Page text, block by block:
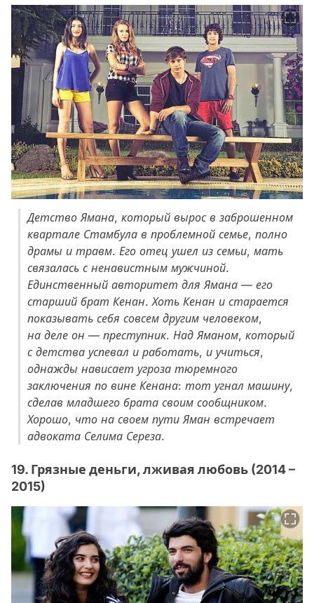
Детство Ямана, который вырос в заброшенном
квартале Стамбула в проблемной семье, полно
драмы и травм. Его отец ушел из семьи, мать
связалась с ненавистным мужчиной.
Единственный авторитет для Ямана — его
старший брат Кенан. Хоть Кенан и старается
показывать себя совсем другим человеком,
на деле он — преступник. Над Яманом, который
с детства успевал и работать, и учиться,
однажды нависает угроза тюремного
заключения по вине Кенана: тот угнал машину,
сделав младшего брата своим сообщником.
Хорошо, что на своем пути Яман встречает
адвоката Селима Сереза.
19. Грязные деньги, лживая любовь (2014 –
2015)